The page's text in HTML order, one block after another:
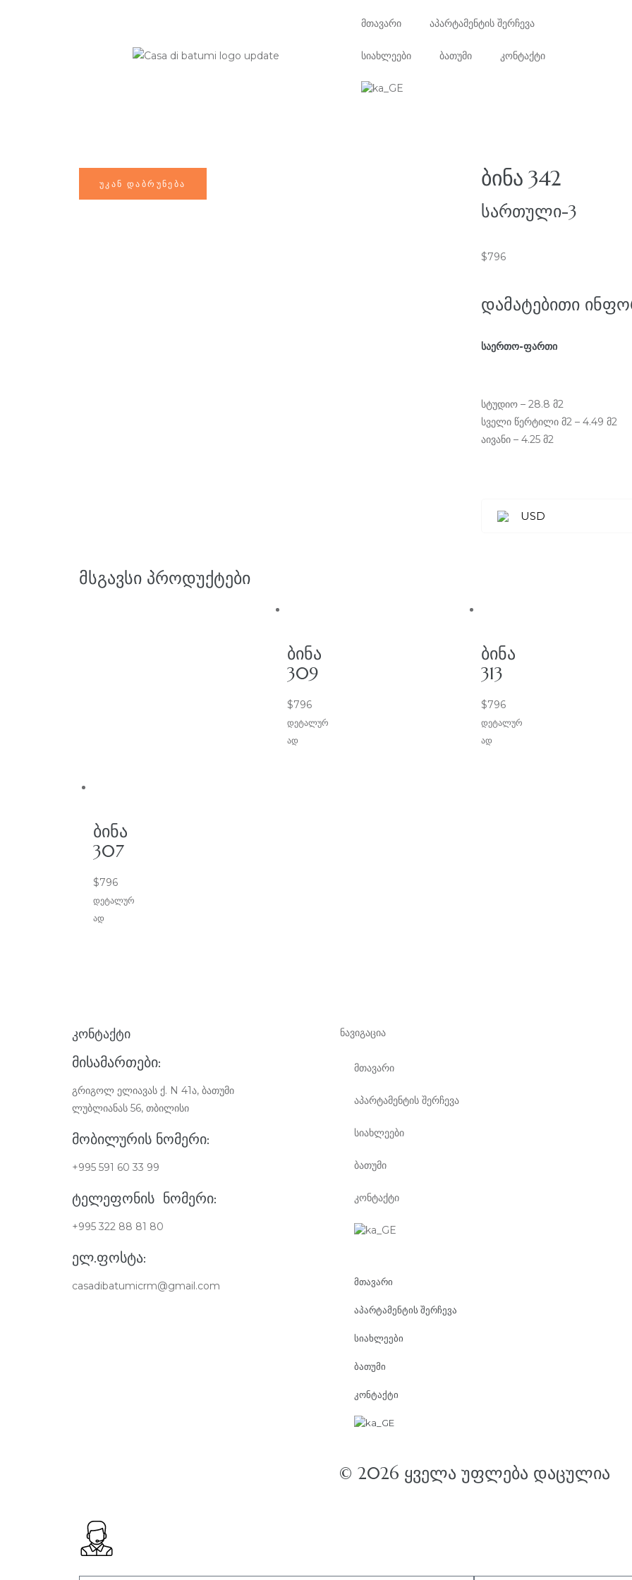
მთავარი აპარტამენტის შერჩევა
სიახლეები ბათუმი კონტაქტი
ᲑᲘᲜᲐ 342
ᲡᲐᲠᲗᲣᲚᲘ-3
$796
ᲓᲐᲛᲐᲢᲔᲑᲘᲗᲘ
საერთო-ფართი
სტუდიო – 28.8 მ2
სველი წერტილი მ2 – 4.49 მ2
აივანი – 4.25 მ2
USD
ᲛᲡᲒᲐᲕᲡᲘ ᲞᲠᲝᲓᲣᲥᲢᲔᲑᲘ
ᲑᲘᲜᲐ
309
$796
დეტალურ
ად
ᲑᲘᲜᲐ
313
$796
დეტალურ
ად
ᲑᲘᲜᲐ
307
$796
დეტალურ
ად
ᲙᲝᲜᲢᲐᲥᲢᲘ
ᲛᲘᲡᲐᲛᲐᲠᲗᲔᲑᲘ:
გრიგოლ ელიავას ქ. N 41ა, ბათუმი
ლუბლიანას 56, თბილისი
ᲛᲝᲑᲘᲚᲣᲠᲘᲡ ᲜᲝᲛᲔᲠᲘ:
+995 591 60 33 99
ᲢᲔᲚᲔᲤᲝᲜᲘᲡ ᲜᲝᲛᲔᲠᲘ:
+995 322 88 81 80
ᲔᲚ.ᲤᲝᲡᲢᲐ:
casadibatumicrm@gmail.com
ნავიგაცია
მთავარი
აპარტამენტის შერჩევა
სიახლეები
ბათუმი
კონტაქტი
მთავარი
აპარტამენტის შერჩევა
სიახლეები
ბათუმი
კონტაქტი
© 2026 ᲧᲕᲔᲚᲐ ᲣᲤᲚᲔᲑᲐ ᲓᲐᲪᲣᲚᲘᲐ